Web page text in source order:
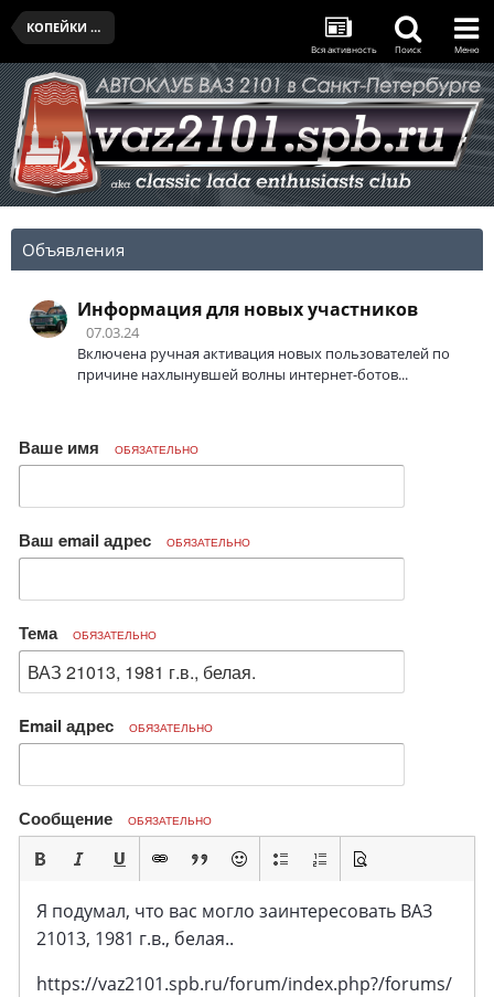
КОПЕЙКИ КЛУБА
Вся активность Поиск Меню
Объявления
Информация для новых участников
07.03.24
Включена ручная активация новых пользователей по
причине нахлынувшей волны интернет-ботов...
Ваше имя ОБЯЗАТЕЛЬНО
Ваш email адрес ОБЯЗАТЕЛЬНО
Тема ОБЯЗАТЕЛЬНО
Email адрес ОБЯЗАТЕЛЬНО
Сообщение ОБЯЗАТЕЛЬНО
Я подумал, что вас могло заинтересовать ВАЗ
21013, 1981 г.в., белая..
https://vaz2101.spb.ru/forum/index.php?/forums/